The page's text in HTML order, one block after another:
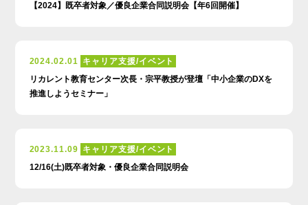
【2024】既卒者対象／優良企業合同説明会【年6回開催】
2024.02.01 キャリア支援/イベント
リカレント教育センター次長・宗平教授が登壇「中小企業のDXを
推進しようセミナー」
2023.11.09 キャリア支援/イベント
12/16(土)既卒者対象・優良企業合同説明会